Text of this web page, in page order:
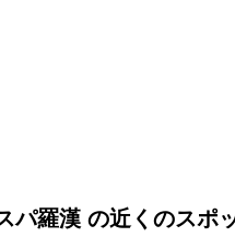
パ羅漢 の近くのスポ